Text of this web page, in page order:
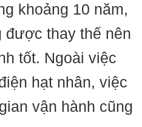
khoảng 10 năm,
được thay thế nên
tốt. Ngoài việc
hạt nhân, việc
vận hành cũng